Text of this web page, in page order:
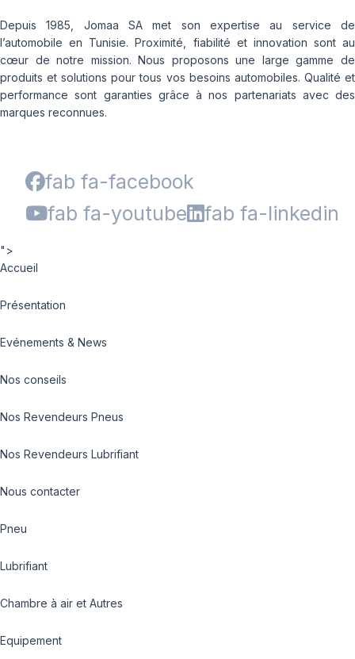
Depuis 1985, Jomaa SA met son expertise au service de
l’automobile en Tunisie. Proximité, fiabilité et innovation sont au
cœur de notre mission. Nous proposons une large gamme de
produits et solutions pour tous vos besoins automobiles. Qualité et
performance sont garanties grâce à nos partenariats avec des
marques reconnues.
fab fa-facebook
fab fa-youtube
fab fa-linkedin
">
Accueil
Présentation
Evénements & News
Nos conseils
Nos Revendeurs Pneus
Nos Revendeurs Lubrifiant
Nous contacter
Pneu
Lubrifiant
Chambre à air et Autres
Equipement